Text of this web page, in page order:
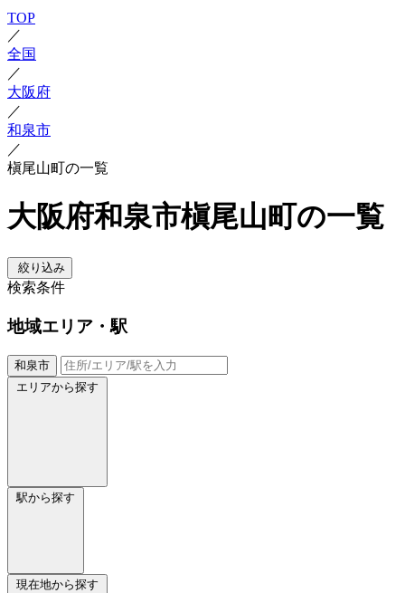
TOP
／
全国
／
大阪府
／
和泉市
／
槇尾山町の一覧
大阪府和泉市槇尾山町の一覧
絞り込み
検索条件
地域エリア・駅
和泉市
エリアから探す
駅から探す
現在地から探す